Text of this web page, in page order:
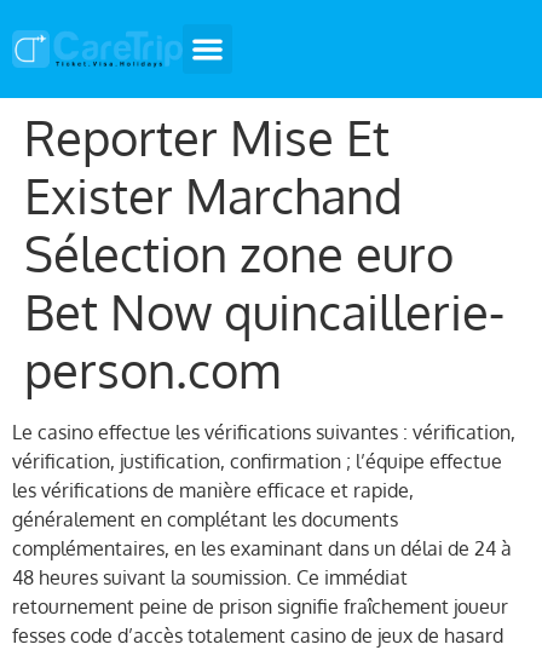
Reporter Mise Et
Exister Marchand
Sélection zone euro
Bet Now quincaillerie-
person.com
Le casino effectue les vérifications suivantes : vérification,
vérification, justification, confirmation ; l’équipe effectue
les vérifications de manière efficace et rapide,
généralement en complétant les documents
complémentaires, en les examinant dans un délai de 24 à
48 heures suivant la soumission. Ce immédiat
retournement peine de prison signifie fraîchement joueur
fesses code d’accès totalement casino de jeux de hasard